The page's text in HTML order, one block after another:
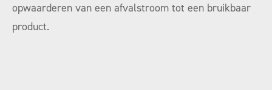
opwaarderen van een afvalstroom tot een bruikbaar
product.